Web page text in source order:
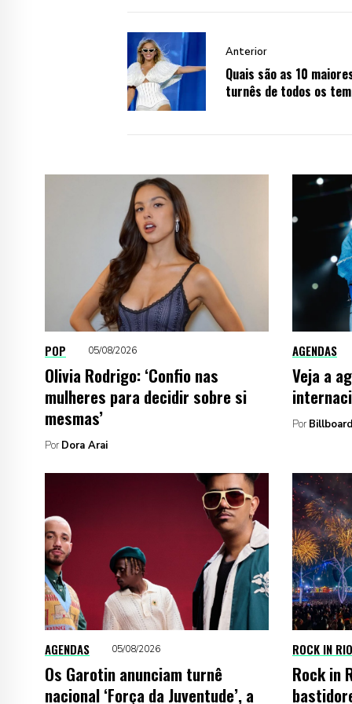
Anterior
Quais são as 10
turnês de todos os
POP 05/08/2026
Olivia Rodrigo: ‘Confio nas
mulheres para decidir sobre si
mesmas’
Por Dora Arai
AGENDAS
Veja a
Por
AGENDAS 05/08/2026
Os Garotin anunciam turnê
nacional ‘Força da Juventude’, a
ROCK IN RIO
Rock in